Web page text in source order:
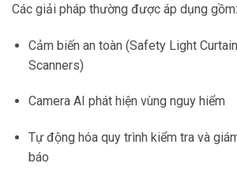
Các giải pháp thường được áp dụng gồm:
Cảm biến an toàn (Safety Light
Scanners)
Camera AI phát hiện vùng nguy hiểm
Tự động hóa quy trình kiểm tra và
báo